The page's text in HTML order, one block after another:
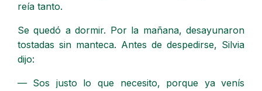
reía tanto.
Se quedó a dormir. Por la mañana, desayunaron
tostadas sin manteca. Antes de despedirse, Silvia
dijo:
— Sos justo lo que necesito, porque ya venís